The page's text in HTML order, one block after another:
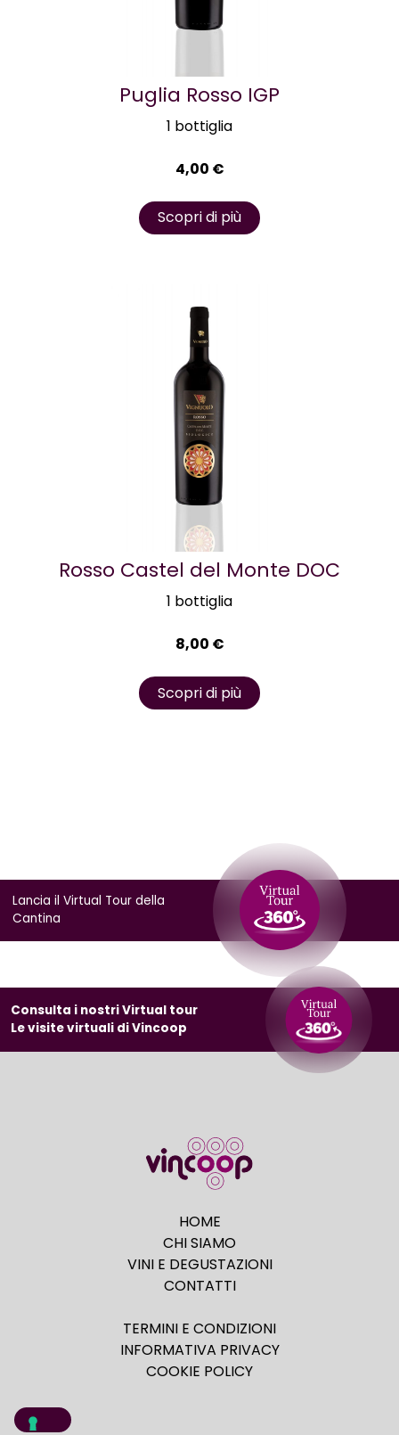
Puglia Rosso IGP
1 bottiglia
4,00 €
Scopri di più
Rosso Castel del Monte DOC
1 bottiglia
8,00 €
Scopri di più
Lancia il Virtual Tour della
Cantina
Consulta i nostri Virtual tour
Le visite virtuali di Vincoop
HOME
CHI SIAMO
VINI E DEGUSTAZIONI
CONTATTI
TERMINI E CONDIZIONI
INFORMATIVA PRIVACY
COOKIE POLICY